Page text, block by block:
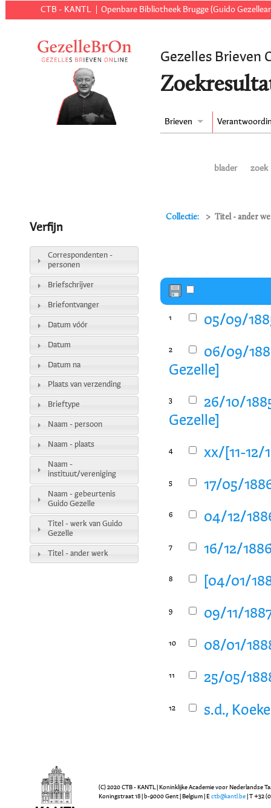
CTB - KANTL Openbare Bibliotheek Brugge (Guido
Gezelles Brieven
Brieven
blader zoek
Collectie: Titel - ander
1 05/09/
2
06/09/
Gezelle]
3
26/10/
Gezelle]
4 xx/[11-12/
5 17/05/
6 04/12/
7 16/12/
8 [04/01/
9 09/11/
10 08/01/
11 25/05/
12 s.d.,
Verfijn
Correspondenten -
personen
Briefschrijver
Briefontvanger
Datum vóór
Datum
Datum na
Plaats van verzending
Brieftype
Naam - persoon
Naam - plaats
Naam -
instituut/vereniging
Naam - gebeurtenis
Guido Gezelle
Titel - werk van Guido
Gezelle
Titel - ander werk
(C) 2020 CTB - KANTL | Koninklijke Academie voor Nederlandse
Koningstraat 18 | b-9000 Gent | Belgium | E ctb@kantl.be | T +32